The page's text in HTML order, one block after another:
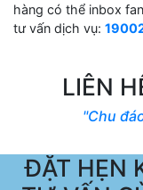
hàng có thể inbox
tư vấn dịch vụ:
LIÊN
"Chu
ĐẶT HẸN